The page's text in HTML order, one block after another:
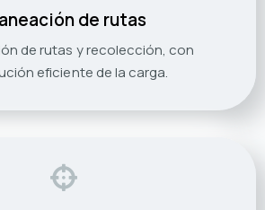
de rutas
de rutas y recolección, con
eficiente de la carga.